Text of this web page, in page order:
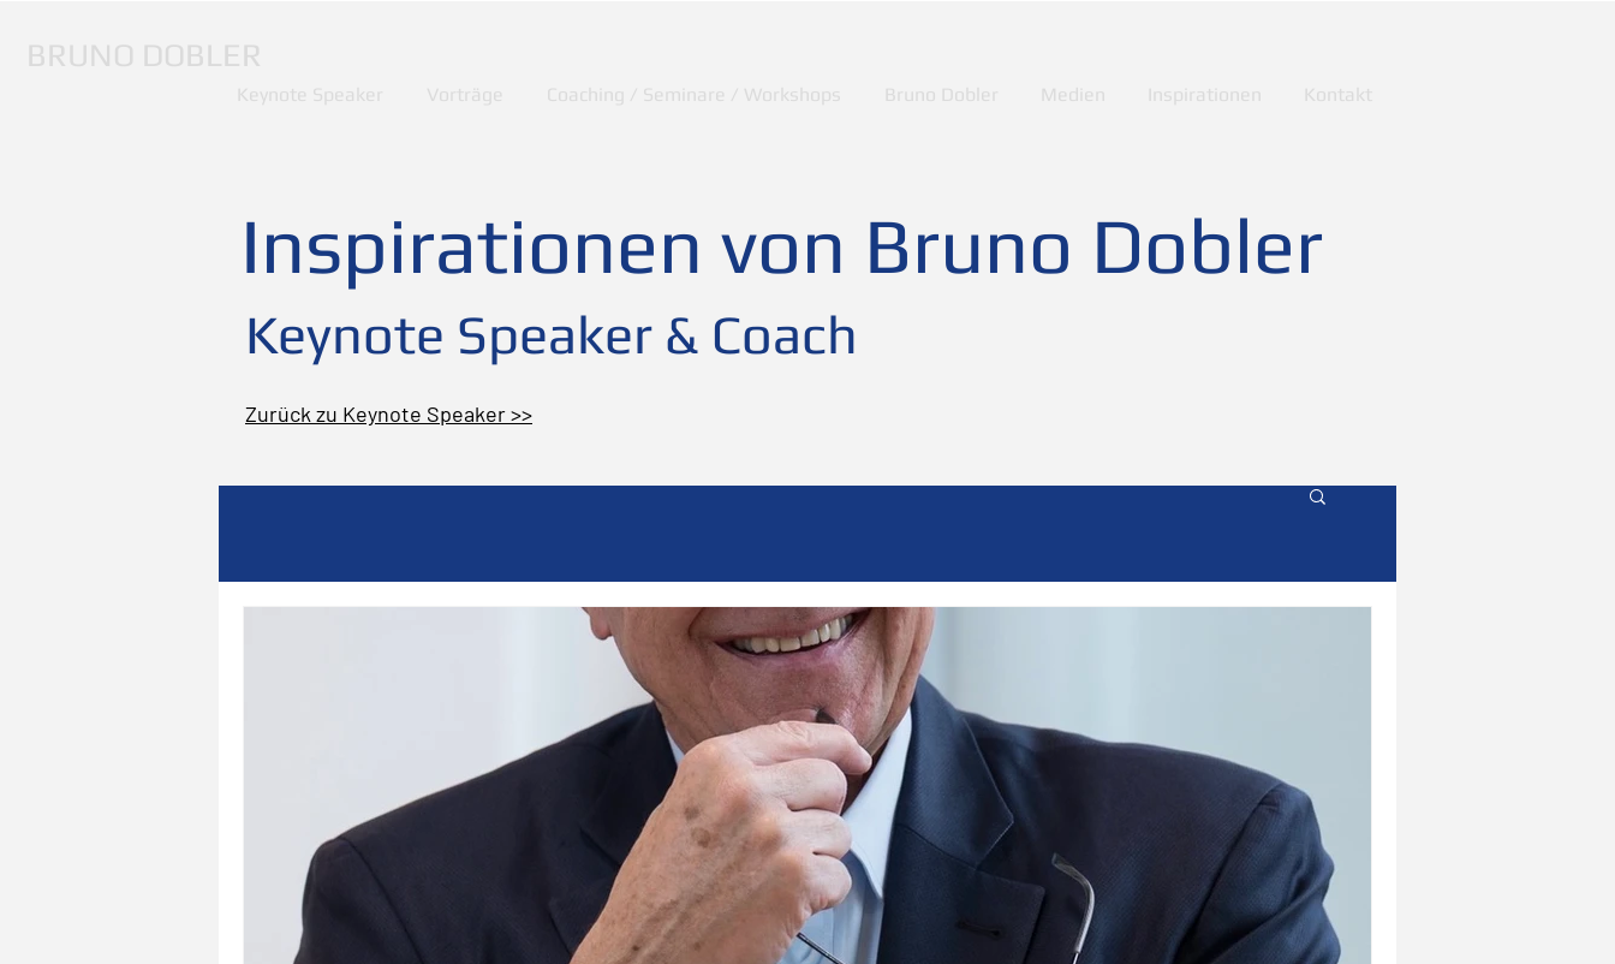
BRUNO DOBLER
Keynote Speaker Vorträge Coaching / Seminare / Workshops Bruno Dobler Medien Inspirationen Kontakt
Inspirationen von Bruno Dobler
Keynote Speaker & Coach
Zurück zu Keynote Speaker >>